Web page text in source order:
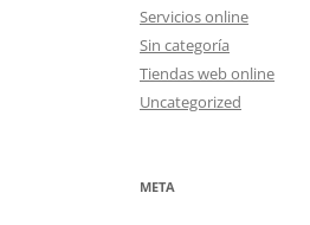
Servicios online
Sin categoría
Tiendas web online
Uncategorized
META